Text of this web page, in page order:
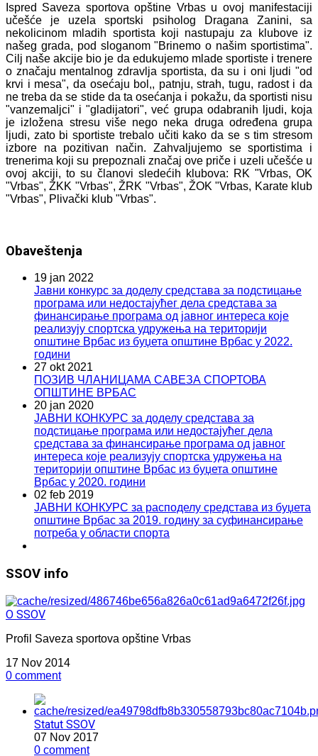
Ispred Saveza sportova opštine Vrbas u ovoj manifestaciji
učešće je uzela sportski psiholog Dragana Zanini, sa
nekolicinom mladih sportista koji nastupaju za klubove iz
našeg grada, pod sloganom "Brinemo o našim sportistima".
Cilj naše akcije bio je da edukujemo mlade sportiste i trenere
o značaju mentalnog zdravlja sportista, da su i oni ljudi "od
krvi i mesa", da osećaju bol,, patnju, strah, tugu, radost i da
ne treba da se stide da ta osećanja i pokažu, da sportisti nisu
"vanzemaljci" i "gladijatori", već grupa odabranih ljudi, koja
je izložena stresu više nego neka druga određena grupa
ljudi, zato bi sportiste trebalo učiti kako da se s tim stresom
izbore na pozitivan način. Zahvaljujemo se sportistima i
trenerima koji su prepoznali značaj ove priče i uzeli učešće u
ovoj akciji, to su članovi sledećih klubova: RK "Vrbas, OK
"Vrbas", ŽKK "Vrbas", ŽRK "Vrbas", ŽOK "Vrbas, Karate klub
"Vrbas", Plivački klub "Vrbas".
Obaveštenja
19 jan 2022
Јавни конкурс за доделу средстава за подстицање
програма или недостајућег дела средстава за
финансирање програма од јавног интереса које
реализују спортска удружења на територији
општине Врбас из буџета општине Врбас у 2022.
години
27 okt 2021
ПОЗИВ ЧЛАНИЦАМА САВЕЗА СПОРТОВА
ОПШТИНЕ ВРБАС
20 jan 2020
ЈАВНИ КОНКУРС за доделу средстава за
подстицање програма или недостајућег дела
средстава за финансирање програма од јавног
интереса које реализују спортска удружења на
територији општине Врбас из буџета општине
Врбас у 2020. години
02 feb 2019
ЈАВНИ КОНКУРС за расподелу средстава из буџета
општине Врбас за 2019. годину за суфинансирање
потреба у области спортa
SSOV info
O SSOV
Profil Saveza sportova opštine Vrbas
17 Nov 2014
0 comment
Statut SSOV
07 Nov 2017
0 comment